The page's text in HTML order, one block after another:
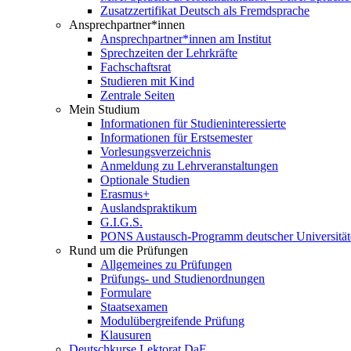
Zusatzzertifikat Deutsch als Fremdsprache
Ansprechpartner*innen
Ansprechpartner*innen am Institut
Sprechzeiten der Lehrkräfte
Fachschaftsrat
Studieren mit Kind
Zentrale Seiten
Mein Studium
Informationen für Studieninteressierte
Informationen für Erstsemester
Vorlesungsverzeichnis
Anmeldung zu Lehrveranstaltungen
Optionale Studien
Erasmus+
Auslandspraktikum
G.I.G.S.
PONS Austausch-Programm deutscher
Rund um die Prüfungen
Allgemeines zu Prüfungen
Prüfungs- und Studienordnungen
Formulare
Staatsexamen
Modulübergreifende Prüfung
Klausuren